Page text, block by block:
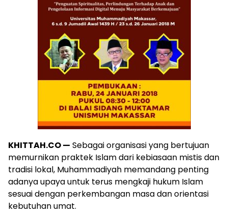
KHITTAH.CO — Sebagai organisasi yang bertujuan
memurnikan praktek Islam dari kebiasaan mistis dan
tradisi lokal, Muhammadiyah memandang penting
adanya upaya untuk terus mengkaji hukum Islam
sesuai dengan perkembangan masa dan orientasi
kebutuhan umat.